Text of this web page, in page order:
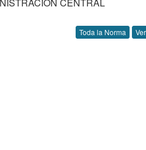
Toda la Norma